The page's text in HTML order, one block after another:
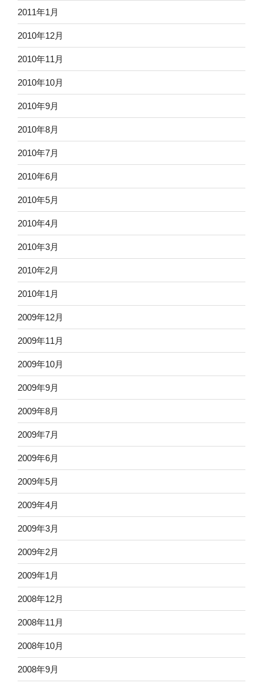
2011年1月
2010年12月
2010年11月
2010年10月
2010年9月
2010年8月
2010年7月
2010年6月
2010年5月
2010年4月
2010年3月
2010年2月
2010年1月
2009年12月
2009年11月
2009年10月
2009年9月
2009年8月
2009年7月
2009年6月
2009年5月
2009年4月
2009年3月
2009年2月
2009年1月
2008年12月
2008年11月
2008年10月
2008年9月